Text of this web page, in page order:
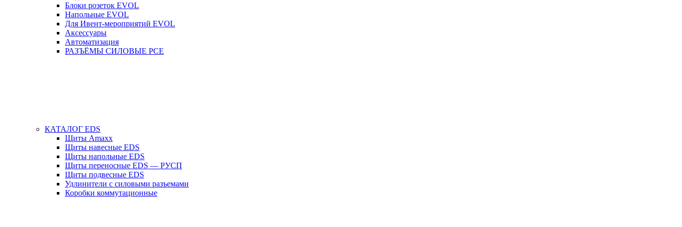
Блоки розеток EVOL
Напольные EVOL
Для Ивент-мероприятий EVOL
Аксессуары
Автоматизация
РАЗЪЁМЫ СИЛОВЫЕ PCE
КАТАЛОГ EDS
Щиты Amaxx
Щиты навесные EDS
Щиты напольные EDS
Щиты переносные EDS — РУСП
Щиты подвесные EDS
Удлинители с силовыми разъемами
Коробки коммутационные